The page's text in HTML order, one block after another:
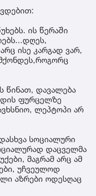
ის წერაში
ისე კარგად ვარ,
წინათ, დავალება
ფურცელზე
ლეპტოპი არ
სოციალური
დაცველმა
მაგრამ არც ამ
უჩვეულოდ
აზრები ოდესღაც